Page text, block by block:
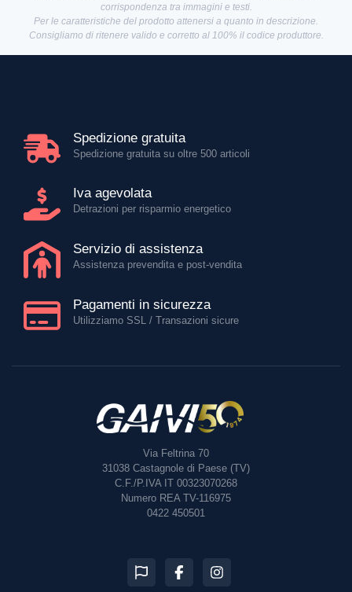
corrispondenza tra immagini e testi.
Per le caratteristiche del prodotto attenersi a quanto in descrizione.
Consigliamo di ritenere valido e corretto al 100% il codice produttore.
Spedizione gratuita
Spedizione gratuita su oltre 500 articoli
Iva agevolata
Detrazioni per risparmio energetico
Servizio di assistenza
Assistenza prevendita e post-vendita
Pagamenti in sicurezza
Utilizziamo SSL / Transazioni sicure
Via Feltrina 70
31038 Castagnole di Paese (TV)
C.F./P.IVA IT 00323070268
Numero REA TV-116975
0422 450501